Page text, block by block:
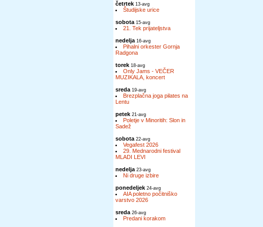
četrtek 13-avg
Študijske urice
sobota 15-avg
21. Tek prijateljstva
nedelja 16-avg
Pihalni orkester Gornja
Radgona
torek 18-avg
Only Jams - VEČER
MUZIKALA, koncert
sreda 19-avg
Brezplačna joga pilates na
Lentu
petek 21-avg
Poletje v Minoritih: Slon in
Sadež
sobota 22-avg
Vegafest 2026
29. Mednarodni festival
MLADI LEVI
nedelja 23-avg
Ni druge izbire
ponedeljek 24-avg
AIA poletno počitniško
varstvo 2026
sreda 26-avg
Predani korakom